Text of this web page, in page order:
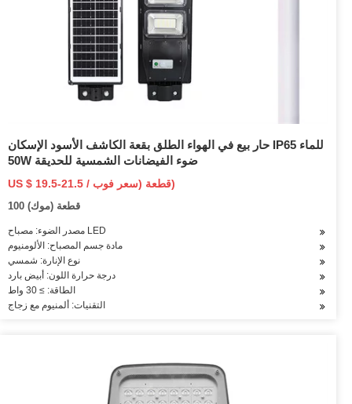
حار بيع في الهواء الطلق بقعة الكاشف الأسود الإسكان IP65 للماء
50W ضوء الفيضانات الشمسية للحديقة
US $ 19.5-21.5 / قطعة (سعر فوب)
100 قطعة (موك)
مصدر الضوء: مصباح LED
مادة جسم المصباح: الألومنيوم
نوع الإنارة: شمسي
درجة حرارة اللون: أبيض بارد
الطاقة: ≥ 30 واط
التقنيات: ألمنيوم مع زجاج